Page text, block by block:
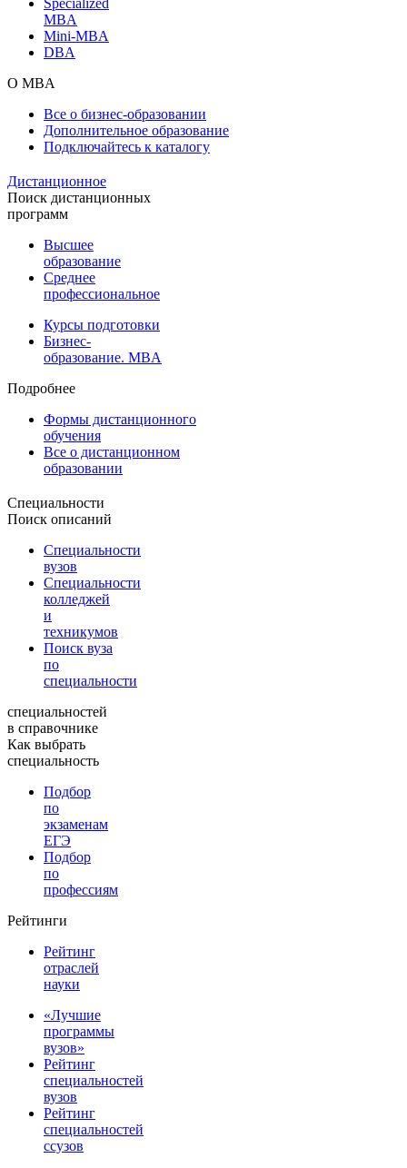
MBA
Mini-MBA
DBA
О MBA
Все о бизнес-образовании
Дополнительное образование
Подключайтесь к каталогу
Дистанционное
Поиск дистанционных
программ
Высшее
образование
Среднее
профессиональное
Курсы подготовки
Бизнес-
образование. MBA
Подробнее
Формы дистанционного
обучения
Все о дистанционном
образовании
Специальности
Поиск описаний
Специальности
вузов
Специальности
колледжей
и
техникумов
Поиск вуза
по
специальности
специальностей
в справочнике
Как выбрать
специальность
Подбор
по
экзаменам
ЕГЭ
Подбор
по
профессиям
Рейтинги
Рейтинг
отраслей
науки
«Лучшие
программы
вузов»
Рейтинг
специальностей
вузов
Рейтинг
специальностей
ссузов